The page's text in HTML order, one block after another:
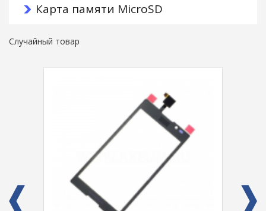
Карта памяти MicroSD
Случайный товар